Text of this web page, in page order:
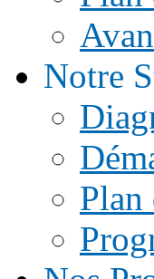
Notre
Plan